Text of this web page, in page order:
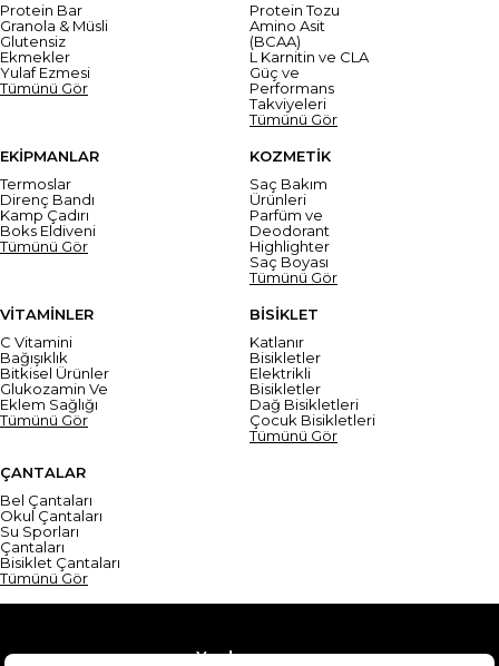
Protein Bar
Granola & Müsli
Glutensiz
Ekmekler
Yulaf Ezmesi
Tümünü Gör
Protein Tozu
Amino Asit
(BCAA)
L Karnitin ve CLA
Güç ve
Performans
Takviyeleri
Tümünü Gör
EKİPMANLAR
Termoslar
Direnç Bandı
Kamp Çadırı
Boks Eldiveni
Tümünü Gör
KOZMETİK
Saç Bakım
Ürünleri
Parfüm ve
Deodorant
Highlighter
Saç Boyası
Tümünü Gör
VİTAMİNLER
C Vitamini
Bağışıklık
Bitkisel Ürünler
Glukozamin Ve
Eklem Sağlığı
Tümünü Gör
BİSİKLET
Katlanır
Bisikletler
Elektrikli
Bisikletler
Dağ Bisikletleri
Çocuk Bisikletleri
Tümünü Gör
ÇANTALAR
Bel Çantaları
Okul Çantaları
Su Sporları
Çantaları
Bisiklet Çantaları
Tümünü Gör
Yardım